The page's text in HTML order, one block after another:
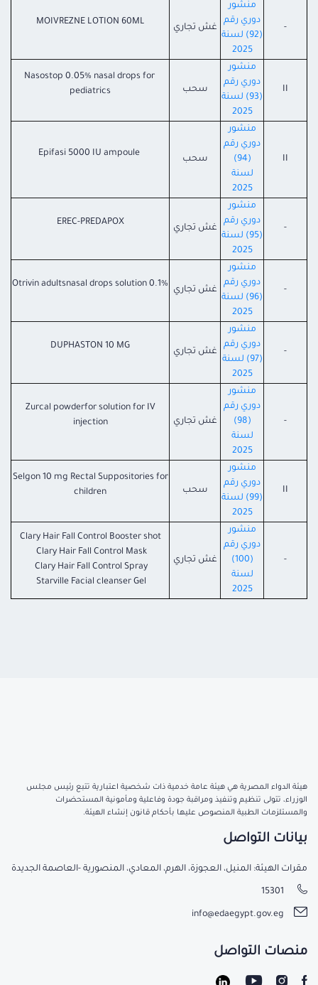
-
منشور
دوري رقم
(92) لسنة
2025
غش تجاري
MOIVREZNE LOTION 60ML
II
منشور
دوري رقم
(93) لسنة
2025
سحب
Nasostop 0.05% nasal drops for
pediatrics
II
منشور
دوري رقم
(94)
لسنة
2025
سحب
-
منشور
دوري رقم
(95) لسنة
2025
غش تجاري
EREC-PREDAPOX
-
منشور
دوري رقم
(96) لسنة
2025
غش تجاري
Otrivin adultsnasal drops solution 0.1%
-
منشور
دوري رقم
(97) لسنة
2025
غش تجاري
DUPHASTON 10 MG
-
منشور
دوري رقم
(98)
لسنة
2025
غش تجاري
Zurcal powderfor solution for IV
injection
II
منشور
دوري رقم
(99) لسنة
2025
سحب
Selgon 10 mg Rectal Suppositories for
children
-
منشور
دوري رقم
(100)
لسنة
2025
غش تجاري
Clary Hair Fall Control Booster shot
Clary Hair Fall Control Mask
Clary Hair Fall Control Spray
Starville Facial cleanser Gel
هيئة الدواء المصرية هي هيئة عامة خدمية ذات شخصية اعتبارية تتبع رئيس مجلس
الوزراء، تتولى تنظيم وتنفيذ ومراقبة جودة وفاعلية ومأمونية المستحضرات
والمستلزمات الطبية المنصوص عليها بأحكام قانون إنشاء الهيئة.
بيانات التواصل
مقرات الهيئة: المنيل، العجوزة، الهرم، المعادي، المنصورية -العاصمة الجديدة
15301
info@edaegypt.gov.eg
منصات التواصل